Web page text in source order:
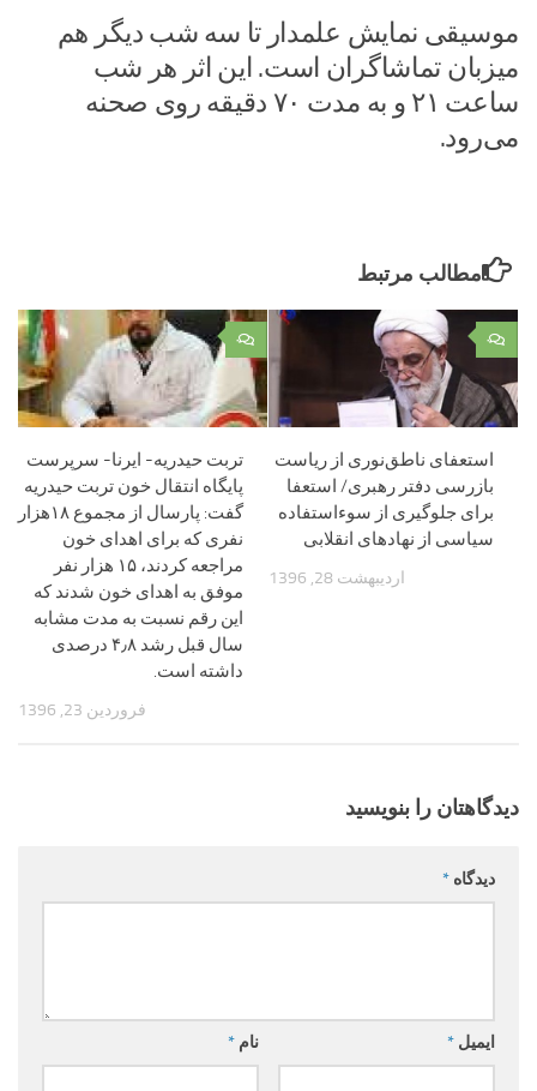
موسیقی نمایش علمدار تا سه شب دیگر هم
میزبان تماشاگران است. این اثر هر شب
ساعت ۲۱ و به مدت ۷۰ دقیقه روی صحنه
می‌رود.
مطالب مرتبط
۰
تربت حیدریه- ایرنا- سرپرست
پایگاه انتقال خون تربت حیدریه
گفت: پارسال از مجموع ۱۸هزار
نفری که برای اهدای خون
مراجعه کردند، ۱۵ هزار نفر
موفق به اهدای خون شدند که
این رقم نسبت به مدت مشابه
سال قبل رشد ۴٫۸ درصدی
داشته است.
فروردین 23, 1396
۰
استعفای ناطق‌نوری از ریاست
بازرسی دفتر رهبری/ استعفا
برای جلوگیری از سوءاستفاده
سیاسی از نهادهای انقلابی
اردیبهشت 28, 1396
دیدگاهتان را بنویسید
دیدگاه *
نام * ایمیل *